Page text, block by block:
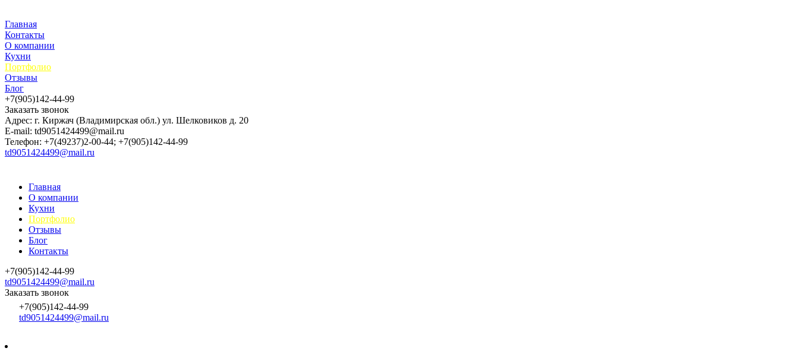
Главная
Контакты
О компании
Кухни
Портфолио
Отзывы
Блог
+7(905)142-44-99
Заказать звонок
Адрес: г. Киржач (Владимирская обл.) ул. Шелковиков д. 20
E-mail: td9051424499@mail.ru
Телефон: +7(49237)2-00-44; +7(905)142-44-99
td9051424499@mail.ru
Главная
О компании
Кухни
Портфолио
Отзывы
Блог
Контакты
+7(905)142-44-99
td9051424499@mail.ru
Заказать звонок
+7(905)142-44-99
td9051424499@mail.ru